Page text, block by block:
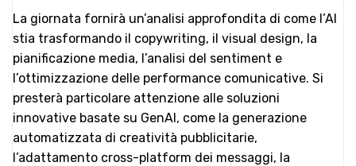
La giornata fornirà un’analisi approfondita di come l’AI
stia trasformando il copywriting, il visual design, la
pianificazione media, l’analisi del sentiment e
l’ottimizzazione delle performance comunicative. Si
presterà particolare attenzione alle soluzioni
innovative basate su GenAI, come la generazione
automatizzata di creatività pubblicitarie,
l’adattamento cross-platform dei messaggi, la